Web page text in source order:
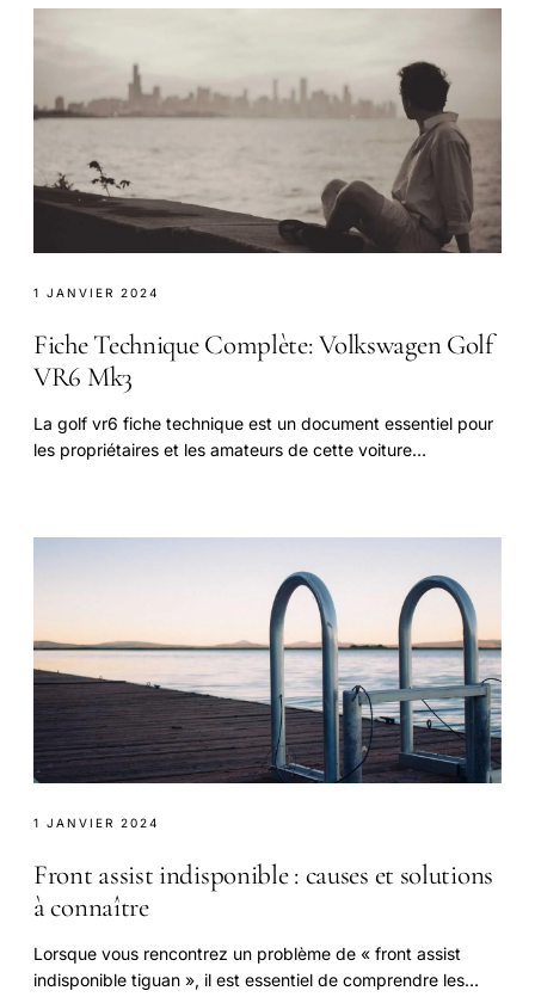
1 JANVIER 2024
Fiche Technique Complète: Volkswagen Golf
VR6 Mk3
La golf vr6 fiche technique est un document essentiel pour
les propriétaires et les amateurs de cette voiture
1 JANVIER 2024
Front assist indisponible : causes et solutions
à connaître
Lorsque vous rencontrez un problème de « front assist
indisponible tiguan », il est essentiel de comprendre les